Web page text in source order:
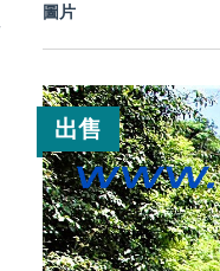
圖片
出售